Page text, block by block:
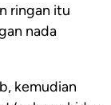
ringan itu
nada
kemudian